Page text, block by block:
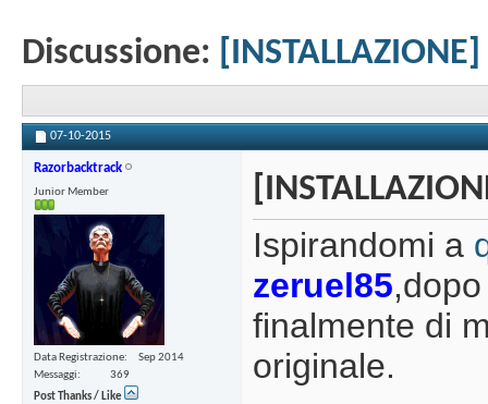
Discussione:
07-10-2015
Razorbacktrack
Junior Member
Data Registrazione
Sep 2014
Messaggi
369
Post Thanks / Like
Ispirandomi a
zeruel85
finalmente di
originale.